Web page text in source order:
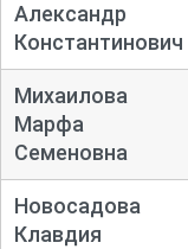
Александр
Константинович
Михаилова
Марфа
Семеновна
Новосадова
Клавдия